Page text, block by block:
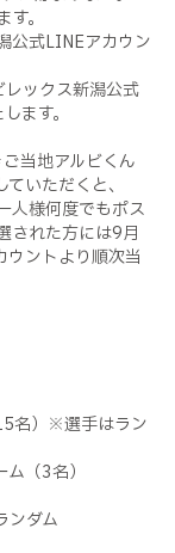
。
公式LINEアカウン
ックス新潟公式
ます。
当地アルビくん
いただくと、
人様何度でもポス
された方には9月
ントより順次当
名）※選手はラン
（3名）
ンダム